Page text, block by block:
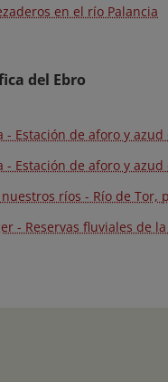
en el río Palancia
del Ebro
- Estación de aforo y azud
- Estación de aforo y
ríos - Río de
- Reservas fluviales de